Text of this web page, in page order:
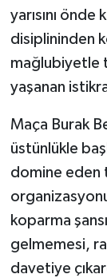
yarısını önde
disiplininden
mağlubiyetle
yaşanan
Maça Burak
üstünlükle
domine eden
koparma
gelmemesi,
davetiye